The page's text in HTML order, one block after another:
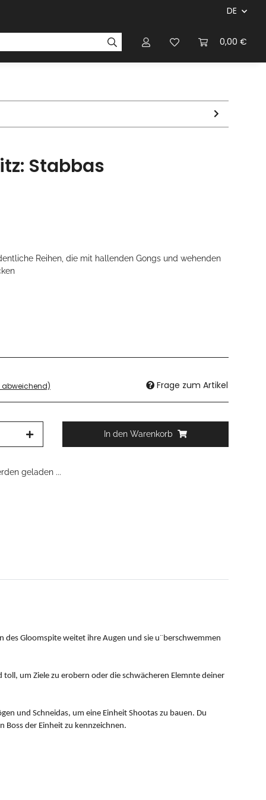
DE
0,00 €
Regelbücher Magazinen &
Stabbas
Reihen, die mit hallenden Gongs und wehenden
abweichend) Frage zum Artikel
In den Warenkorb
geladen ...
Gloomspite weitet ihre Augen und sie u¨berschwemmen
um Ziele zu erobern oder die schwächeren Elemnte deiner
und Schneidas, um eine Einheit Shootas zu bauen. Du
Boss der Einheit zu kennzeichnen.